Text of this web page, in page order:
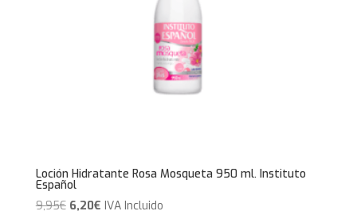
Loción Hidratante Rosa Mosqueta 950 ml. Instituto
Español
9,95€ El
6,20€ElIVA Incluido